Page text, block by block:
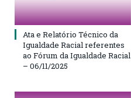
Ata e Relatório Técnico da
Igualdade Racial referentes
ao Fórum da Igualdade Racial
– 06/11/2025